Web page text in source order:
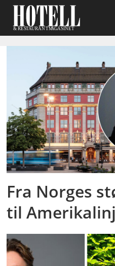
Emne:
clarion
hotel
Fra Norges
til